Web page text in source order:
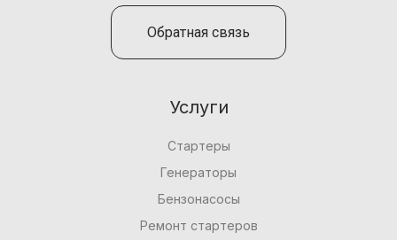
Обратная связь
Услуги
Стартеры
Генераторы
Бензонасосы
Ремонт стартеров